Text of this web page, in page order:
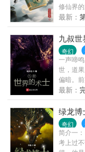
出……一
修仙界
过长生
…… 这本
在修仙
们相信
法！
最新：
九叔
奇幻
一声啼
世，道
偏暗。
立了个
最新：
绿龙博
奇幻
简介一
考上过